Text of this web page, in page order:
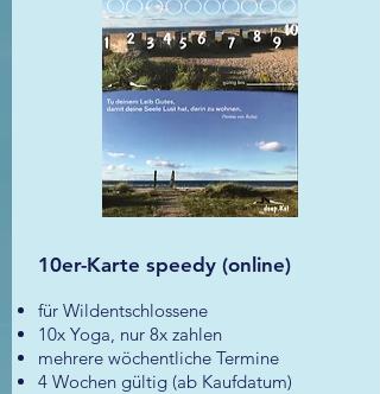
10er-Karte speedy (online)
für Wildentschlossene
10x Yoga, nur 8x zahlen
mehrere wöchentliche Termine
4 Wochen gültig (ab Kaufdatum)